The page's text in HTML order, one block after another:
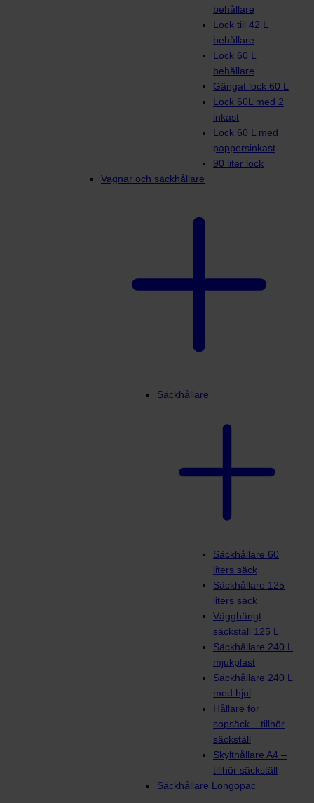
behållare
Lock till 42 L
behållare
Lock 60 L
behållare
Gängat lock 60 L
Lock 60L med 2
inkast
Lock 60 L med
pappersinkast
90 liter lock
Vagnar och säckhållare
Säckhållare
Säckhållare 60
liters säck
Säckhållare 125
liters säck
Vägghängt
säckställ 125 L
Säckhållare 240 L
mjukplast
Säckhållare 240 L
med hjul
Hållare för
sopsäck – tillhör
säckställ
Skylthållare A4 –
tillhör säckställ
Säckhållare Longopac